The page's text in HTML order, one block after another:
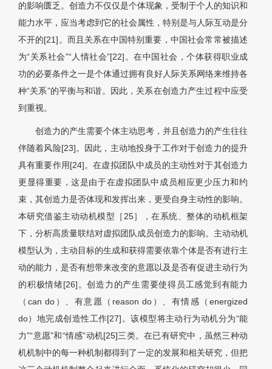
的影响匮乏。创造力不仅仅是个体现象，受制于个人的知识和
能力水平，应当考虑到它的社会属性，特别是与人际互动是分
不开的[21]。而且关系在中国特别重要，中国社会常常被描述
为“关系社会”“人情社会”[22]。在中国社会，个体获得职业成
功的必要条件之一是个体通过拥有良好人际关系网络来维持各
种“关系”的平衡与和谐。因此，关系在创造力产生过程中应受
到重视。
创造力的产生需要个体主动思考，并且创造力的产生往往
伴随着风险[23]。因此，主动地投身于工作对于创造力的提升
具有重要作用[24]。在虚拟团队中成员的主动性对于其创造力
更显得重要，这是由于在虚拟团队中成员相应更少压力和约
束，其创造力是否体现和发挥出来，更受自身主动性的影响。
本研究借鉴主动动机模型［25］，在系统、整体的动机框架
下，分析高质量联结对虚拟团队成员创造力的影响。主动动机
模型认为，主动目标的生成和获得需要依靠个体是否有进行主
动的能力，是否有想带来改变的意愿以及是否有促进主动行为
的积极情绪[26]。创造力的产生需要使得员工感觉到有能力
（can do）、有意愿（reason do）、有情感（energized
do）地完成创造性工作[27]。该模型将主动行为动机分为“能
力”“意愿”和“情感”动机[25]三类。在已有研究中，虽然三种动
机机制中的每一种机制都得到了一定的发展和相关研究，但把